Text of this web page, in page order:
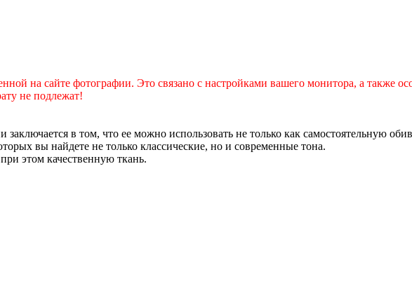
на сайте фотографии. Это связано с настройками вашего монитора, а также
не подлежат!
в том, что ее можно использовать не только как самостоятельную
вы найдете не только классические, но и современные тона.
этом качественную ткань.